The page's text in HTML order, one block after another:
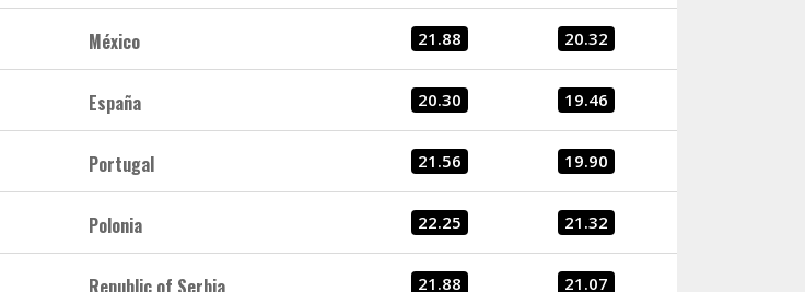
México 21.88 20.32
España 20.30 19.46
Portugal 21.56 19.90
Polonia 22.25 21.32
Republic of Serbia 21.88 21.07